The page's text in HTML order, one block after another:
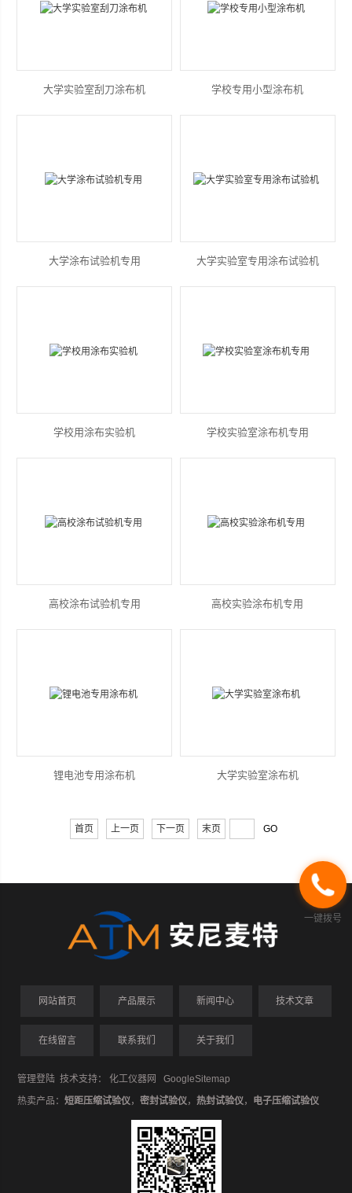
大学实验室刮刀涂布机 学校专用小型涂布机
大学涂布试验机专用 大学实验室专用涂布试验机
学校用涂布实验机 学校实验室涂布机专用
高校涂布试验机专用 高校实验涂布机专用
锂电池专用涂布机 大学实验室涂布机
首页 上一页 下一页 末页
网站首页 产品展示 新闻中心 技术文章
在线留言 联系我们 关于我们
管理登陆 技术支持：化工仪器网
GoogleSitemap
热卖产品：短距压缩试验仪，密封试验仪，热封试验仪， 电子压缩试验仪
一键拨号